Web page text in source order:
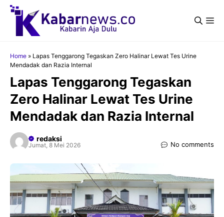
Langsung
Home » Lapas Tenggarong Tegaskan Zero Halinar Lewat Tes Urine
Mendadak dan Razia Internal
Lapas Tenggarong Tegaskan
Zero Halinar Lewat Tes Urine
Mendadak dan Razia Internal
redaksi
Jumat, 8 Mei 2026 No comments